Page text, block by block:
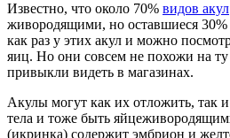
Известно, что около 70% видов акул
живородящими, но оставшиеся
как раз у этих акул и можно
яиц. Но они совсем не похожи на
привыкли видеть в магазинах.
Акулы могут как их отложить, так
тела и тоже быть
(икринка) содержит эмбрион и